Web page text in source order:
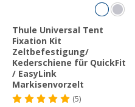
Thule Universal Tent
Fixation Kit
Zeltbefestigung/
Kederschiene für QuickFit
/ EasyLink
Markisenvorzelt
(5)